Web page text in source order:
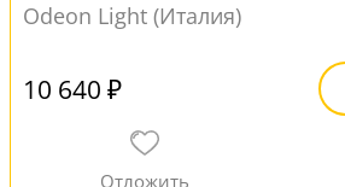
Odeon Light (Италия)
10 640 ₽